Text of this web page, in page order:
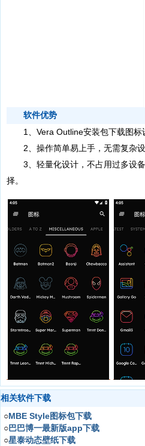
软件优势
1、Vera Outline安装包下载图标
2、操作简单易上手，无需复杂设
3、轻量化设计，不占用过多设备
择。
相关软件下载
○MBE Style图标包下载
○巴巴博一最新版app下载
○星泰动态壁纸下载